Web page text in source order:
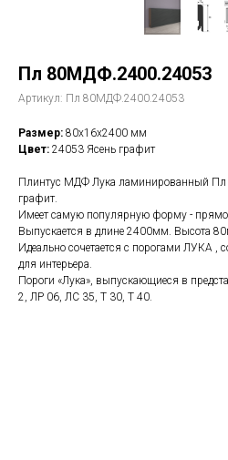
Пл 80МДФ.2400.24053
Артикул: Пл 80МДФ.2400.24053
Размер: 80х16х2400 мм
Цвет: 24053 Ясень графит
Плинтус МДФ Лука ламинированный
графит.
Имеет самую популярную форму -
Выпускается в длине 2400мм. Высота
Идеально сочетается с порогами ЛУКА ,
для интерьера.
Пороги «Лука», выпускающиеся в
2, ЛР 06, ЛС 35, Т 30, Т 40.